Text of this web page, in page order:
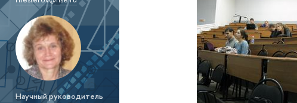
Научный руководитель